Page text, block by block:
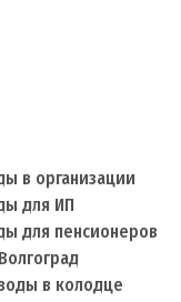
в организации
для ИП
для пенсионеров
в колодце